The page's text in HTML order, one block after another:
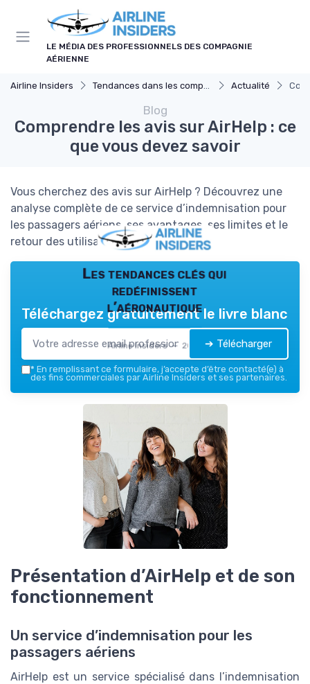
LE MÉDIA DES PROFESSIONNELS DES COMPAGNIE
AÉRIENNE
Airline Insiders Tendances dans les compagnies aériennes Actualité
Blog
Comprendre les avis sur AirHelp : ce
que vous devez savoir
Vous cherchez des avis sur AirHelp ? Découvrez une
analyse complète de ce service d’indemnisation pour
les passagers aériens, ses avantages, ses limites et le
retour des utilisateurs.
Les tendances clés qui
redéfinissent
l’aéronautique
Airline Insiders — 2026
Téléchargez gratuitement le livre blanc
➔ Télécharger
* En remplissant ce formulaire, j’accepte d’être contacté(e) à
des fins commerciales par Airline Insiders et ses partenaires.
Présentation d’AirHelp et de son
fonctionnement
Un service d’indemnisation pour les
passagers aériens
AirHelp est un service spécialisé dans l’indemnisation
Panneau de gestion des cookies